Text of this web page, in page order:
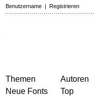
Benutzername | Registrieren
Themen
Neue Fonts
Autoren
Top